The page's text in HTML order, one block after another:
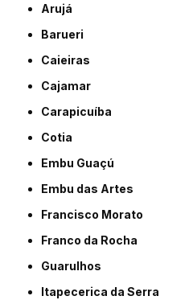
Arujá
Barueri
Caieiras
Cajamar
Carapicuíba
Cotia
Embu Guaçú
Embu das Artes
Francisco Morato
Franco da Rocha
Guarulhos
Itapecerica da Serra